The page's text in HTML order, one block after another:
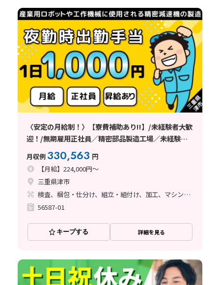
〈安定の月給制！〉【寮費補助あり!!】/未経験者大歓
迎！/無期雇用正社員／精密部品製造工場／未経験者
大歓迎！／充実の研修制度【三重県津市】
月収例 330,563 円
【月給】224,000円～
三重県津市
検査、梱包・仕分け、組立・組付け、加工、マシンオペレーター、清掃・洗浄、品質管理、ライン作業、バリ取り
56587-01
キープする 詳細を見る